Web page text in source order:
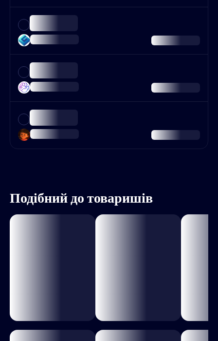
Подібний до товаришів